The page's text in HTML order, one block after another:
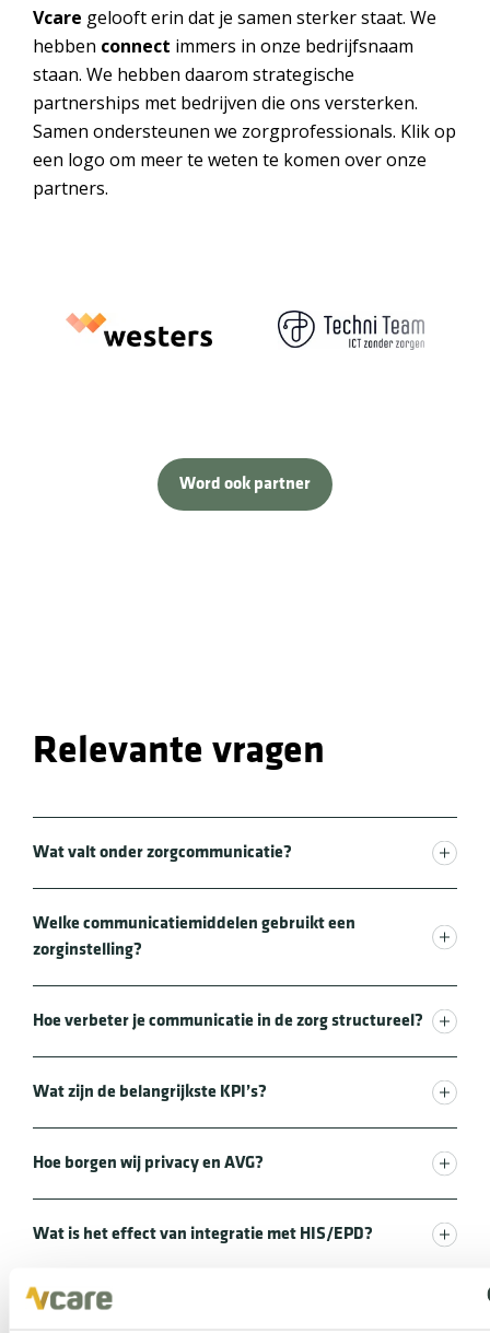
Vcare gelooft erin dat je samen sterker staat. We
hebben connect immers in onze bedrijfsnaam
staan. We hebben daarom strategische
partnerships met bedrijven die ons versterken.
Samen ondersteunen we zorgprofessionals. Klik op
een logo om meer te weten te komen over onze
partners.
Word ook partner
Relevante vragen
Wat valt onder zorgcommunicatie?
Welke communicatiemiddelen gebruikt een
zorginstelling?
Hoe verbeter je communicatie in de zorg structureel?
Wat zijn de belangrijkste KPI’s?
Hoe borgen wij privacy en AVG?
Wat is het effect van integratie met HIS/EPD?
Wat is SBAR en waarom helpt het?